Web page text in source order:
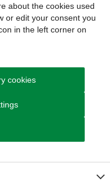
about the cookies used
or edit your consent you
in the left corner on
cookies